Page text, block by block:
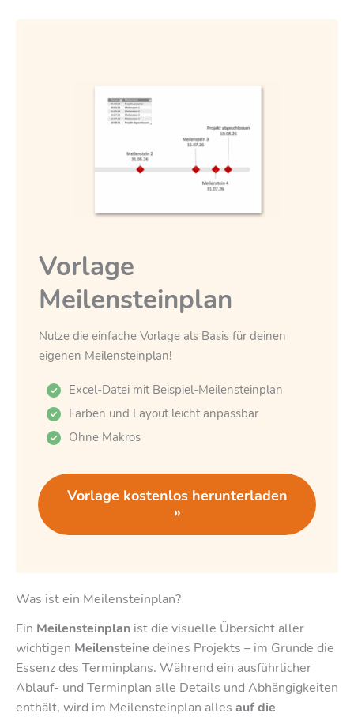
Vorlage
Meilensteinplan
Nutze die einfache Vorlage als Basis für deinen
eigenen Meilensteinplan!
Excel-Datei mit Beispiel-Meilensteinplan
Farben und Layout leicht anpassbar
Ohne Makros
Vorlage kostenlos herunterladen
»
Was ist ein Meilensteinplan?
Ein Meilensteinplan ist die visuelle Übersicht aller
wichtigen Meilensteine deines Projekts – im Grunde die
Essenz des Terminplans. Während ein ausführlicher
Ablauf- und Terminplan alle Details und Abhängigkeiten
enthält, wird im Meilensteinplan alles auf die